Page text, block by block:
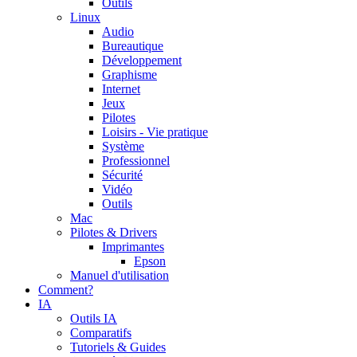
Outils
Linux
Audio
Bureautique
Développement
Graphisme
Internet
Jeux
Pilotes
Loisirs - Vie pratique
Système
Professionnel
Sécurité
Vidéo
Outils
Mac
Pilotes & Drivers
Imprimantes
Epson
Manuel d'utilisation
Comment?
IA
Outils IA
Comparatifs
Tutoriels & Guides